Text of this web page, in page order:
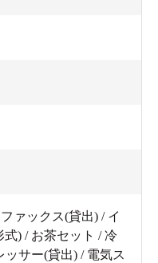
ァックス(貸出) / イ
) / お茶セット / 冷
サー(貸出) / 電気ス